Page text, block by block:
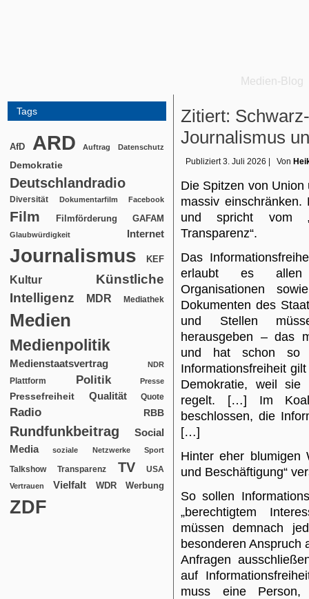
Medien-Blog
Tags
AfD ARD Auftrag Datenschutz
Demokratie
Deutschlandradio
Diversität Dokumentarfilm Facebook
Film Filmförderung GAFAM
Glaubwürdigkeit Internet
Journalismus KEF
Kultur
Künstliche
Intelligenz
MDR Mediathek
Medien
Medienpolitik
Medienstaatsvertrag NDR
Plattform Politik Presse
Pressefreiheit Qualität Quote
Radio RBB
Rundfunkbeitrag
Social
Media
soziale Netzwerke Sport
Talkshow Transparenz TV USA
Vertrauen Vielfalt WDR Werbung
ZDF
Zitiert:
Journalismus
Publiziert 3. Juli 2026 Von
Die Spitzen von
massiv
und spricht vom
Transparenz“.
Das
erlaubt es allen
Organisationen
Dokumenten des
und Stellen
herausgeben – das
und hat schon so
Informationsfreiheit
Demokratie, weil sie
regelt. […] Im
beschlossen, die
[…]
Hinter eher blumigen
und Beschäftigung“
So sollen
„berechtigtem
müssen demnach
besonderen Anspruch
Anfragen
auf
muss eine